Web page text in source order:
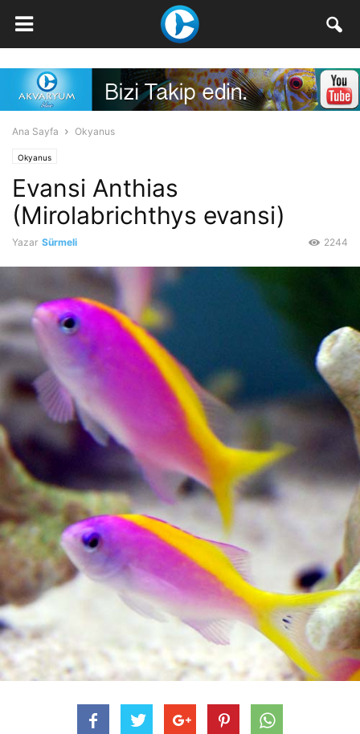
Ana Sayfa Okyanus
Okyanus
Evansi Anthias
(Mirolabrichthys evansi)
Yazar Sürmeli 2244